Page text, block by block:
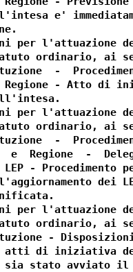
e'
per l'attuazione
ordinario, ai
-
- Atto di
per l'attuazione
ordinario, ai
-
e  Regione  -
- Procedimento
dei
per l'attuazione
ordinario, ai
-
di iniziativa
stato avviato